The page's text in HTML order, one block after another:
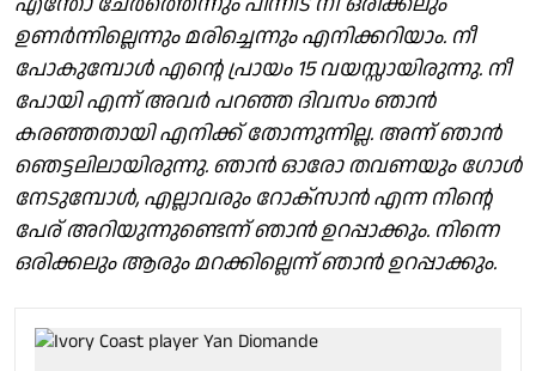
ഉണർന്നില്ലെന്നും മരിച്ചെന്നും എനിക്കറിയാം. നീ
പോകുമ്പോൾ എൻ്റെ പ്രായം 15 വയസ്സായിരുന്നു. നീ
പോയി എന്ന് അവർ പറഞ്ഞ ദിവസം ഞാൻ
കരഞ്ഞതായി എനിക്ക് തോന്നുന്നില്ല. അന്ന് ഞാൻ
ഞെട്ടലിലായിരുന്നു. ഞാൻ ഓരോ തവണയും ഗോൾ
നേടുമ്പോൾ, എല്ലാവരും റോക്സാൻ എന്ന നിൻ്റെ
പേര് അറിയുന്നുണ്ടെന്ന് ഞാൻ ഉറപ്പാക്കും. നിന്നെ
ഒരിക്കലും ആരും മറക്കില്ലെന്ന് ഞാൻ ഉറപ്പാക്കും.